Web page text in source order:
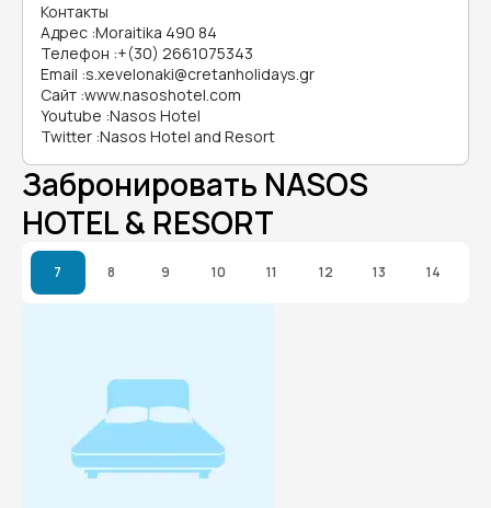
Контакты
Адрес :Moraitika 490 84
Телефон :+(30) 2661075343
Email :s.xevelonaki@cretanholidays.gr
Сайт :www.nasoshotel.com
Youtube :Nasos Hotel
Twitter :Nasos Hotel and Resort
Забронировать NASOS
HOTEL & RESORT
7 8 9 10 11 12 13 14